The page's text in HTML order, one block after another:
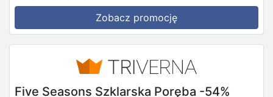
Zobacz promocję
Five Seasons Szklarska Poręba -54%